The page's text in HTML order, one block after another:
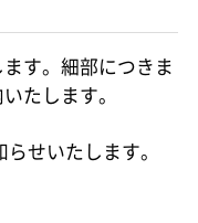
す。細部につきま
たします。
せいたします。